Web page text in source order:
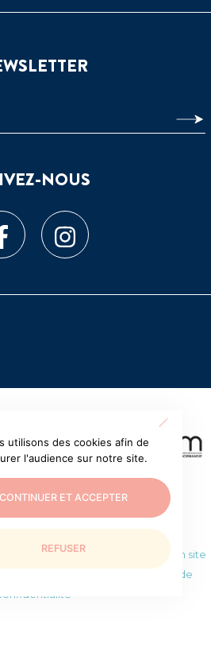
NOUS
Tous droits réservés.
Création site
Politique de
utilisons des cookies afin de
l'audience sur notre site.
CONTINUER ET ACCEPTER
REFUSER